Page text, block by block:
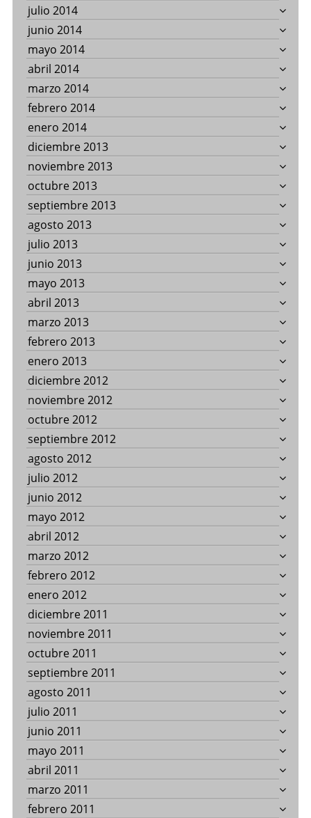
julio 2014
junio 2014
mayo 2014
abril 2014
marzo 2014
febrero 2014
enero 2014
diciembre 2013
noviembre 2013
octubre 2013
septiembre 2013
agosto 2013
julio 2013
junio 2013
mayo 2013
abril 2013
marzo 2013
febrero 2013
enero 2013
diciembre 2012
noviembre 2012
octubre 2012
septiembre 2012
agosto 2012
julio 2012
junio 2012
mayo 2012
abril 2012
marzo 2012
febrero 2012
enero 2012
diciembre 2011
noviembre 2011
octubre 2011
septiembre 2011
agosto 2011
julio 2011
junio 2011
mayo 2011
abril 2011
marzo 2011
febrero 2011